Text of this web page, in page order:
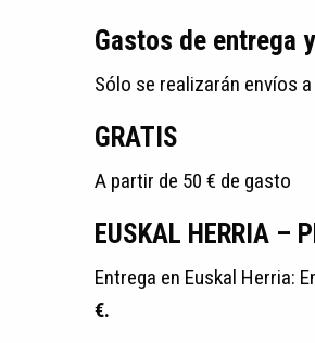
Gastos de entrega
Sólo se realizarán envíos
GRATIS
A partir de 50 € de gasto
EUSKAL HERRIA –
Entrega en Euskal Herria:
€.